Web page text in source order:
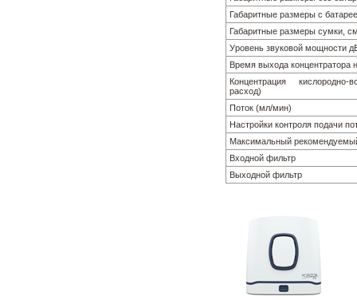
Габаритные размеры с
Габаритные размеры сумки,
Уровень звуковой мощности
Время выхода концентратора
Концентрация
расход)
Поток (мл/мин)
Настройки контроля подачи
Максимальный
Входной фильтр
Выходной фильтр